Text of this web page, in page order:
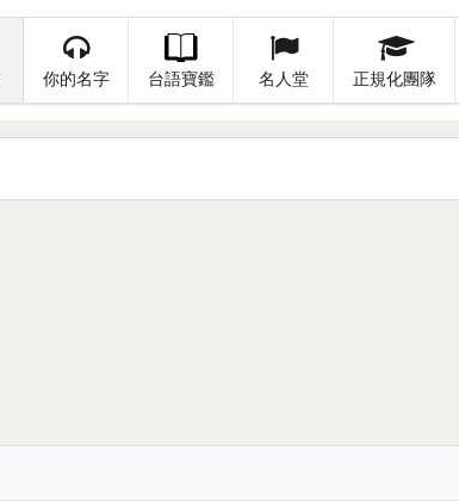
你的名字 台語寶鑑 名人堂 正規化團隊